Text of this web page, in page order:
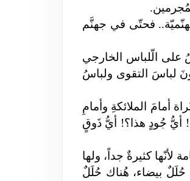
فحتّى في جهنَّم
على الّلباس الخارجي
لباسَ التقوى ولباسُ
الملائكةِ وأمامِ
أيُّ جُودٍ هذا؟! أيُّ ذَوقٍ
كثيرةٌ جداً، ولها
حُلَلٌ بيضاء، هُناك حُلَلٌ